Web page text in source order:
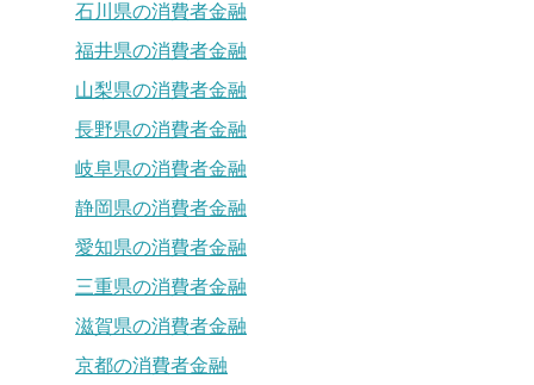
石川県の消費者金融
福井県の消費者金融
山梨県の消費者金融
長野県の消費者金融
岐阜県の消費者金融
静岡県の消費者金融
愛知県の消費者金融
三重県の消費者金融
滋賀県の消費者金融
京都の消費者金融